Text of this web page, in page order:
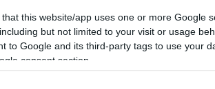
that this website/app uses one or more Google
but not limited to your visit or usage
to Google and its third-party tags to use your
consent section.